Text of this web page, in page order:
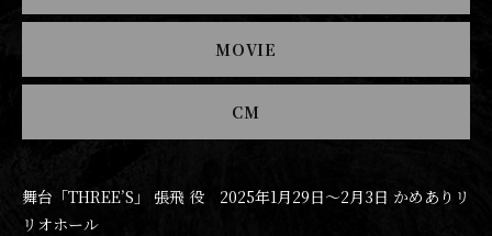
MOVIE
CM
舞台「THREE’S」 張飛 役 2025年1月29日〜2月3日 かめありリ
リオホール